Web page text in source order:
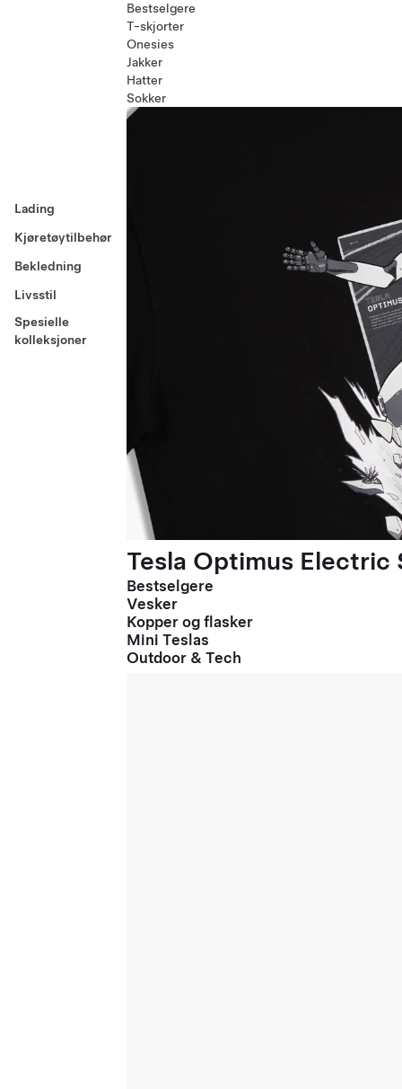
Lading
Kjøretøytilbehør
Bekledning
Livsstil
Spesielle
kolleksjoner
Bestselgere
T-skjorter
Onesies
Jakker
Hatter
Sokker
Tesla Optimus
Bestselgere
Vesker
Kopper og flasker
Mini Teslas
Outdoor & Tech